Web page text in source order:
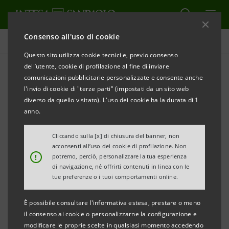
Consenso all'uso di cookie
Questo sito utilizza cookie tecnici e, previo consenso
dell’utente, cookie di profilazione al fine di inviare
comunicazioni pubblicitarie personalizzate e consente anche
l'invio di cookie di "terze parti" (impostati da un sito web
diverso da quello visitato). L'uso dei cookie ha la durata di 1
anno.
!
Cliccando sulla [x] di chiusura del banner, non
acconsenti all’uso dei cookie di profilazione. Non
potremo, perciò, personalizzare la tua esperienza
di navigazione, né offrirti contenuti in linea con le
tue preferenze o i tuoi comportamenti online.
È possibile consultare l'informativa estesa, prestare o meno
il consenso ai cookie o personalizzarne la configurazione e
modificare le proprie scelte in qualsiasi momento accedendo
Governance
Come conferire delega e
relativo modulo
AGGIORNA
Coloro ai quali spetta il diritto di voto possono farsi
rappresentare in Assemblea con l’osservanza delle
disposizioni di legge.
La delega può essere conferita compilando e